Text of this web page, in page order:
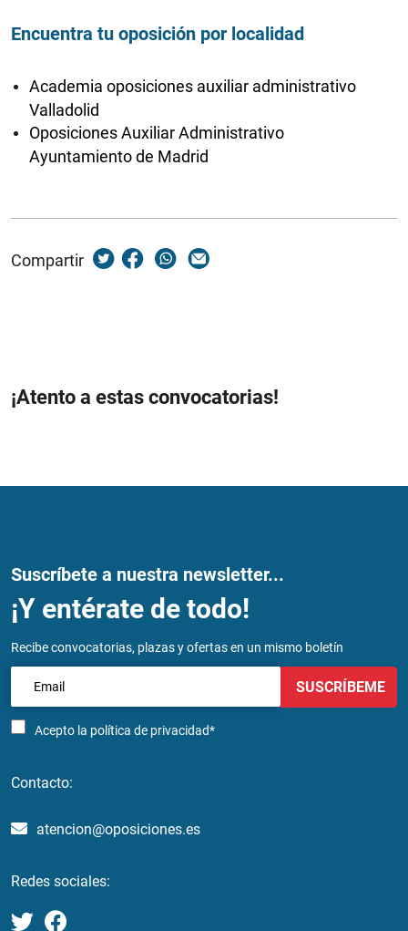
Encuentra tu oposición por localidad
Academia oposiciones auxiliar administrativo
Valladolid
Oposiciones Auxiliar Administrativo
Ayuntamiento de Madrid
Compartir
¡Atento a estas convocatorias!
Suscríbete a nuestra newsletter...
¡Y entérate de todo!
Recibe convocatorias, plazas y ofertas en un mismo boletín
Acepto la política de privacidad*
SUSCRÍBEME
Contacto:
atencion@oposiciones.es
Redes sociales: